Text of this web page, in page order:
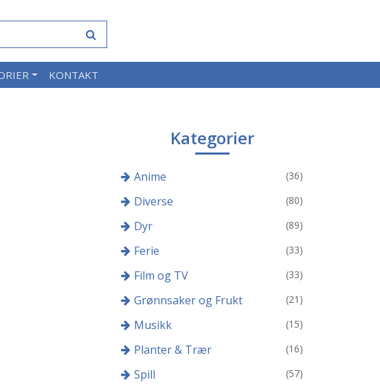
KONTAKT
Kategorier
Anime (36)
Diverse (80)
Dyr (89)
Ferie (33)
Film og TV (33)
Grønnsaker og Frukt (21)
Musikk (15)
Planter & Trær (16)
Spill (57)